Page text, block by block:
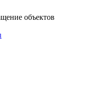
объектов